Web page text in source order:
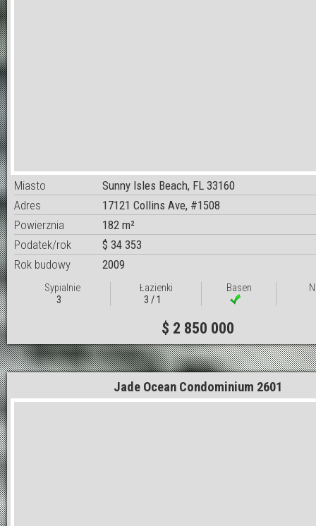
Miasto
Sunny Isles Beach, FL 33160
Adres
17121 Collins Ave, #1508
Powierznia
182 m²
Podatek/rok
$ 34 353
Rok budowy
2009
Sypialnie
3
Łazienki
3 / 1
Basen
$ 2 850 000
Jade Ocean Condominium 2601